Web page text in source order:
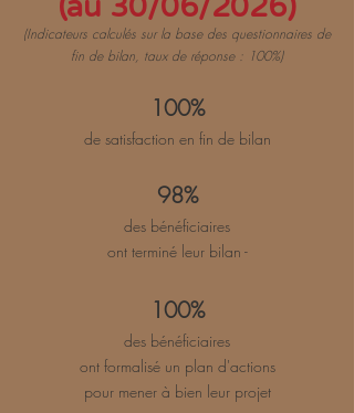
(Indicateurs calculés sur la base des questionnaires de
fin de bilan, taux de réponse : 100%)
100%
de satisfaction en fin de bilan
98%
des bénéficiaires
ont terminé leur bilan -
100%
des bénéficiaires
ont formalisé un plan d'actions
pour mener à bien leur projet